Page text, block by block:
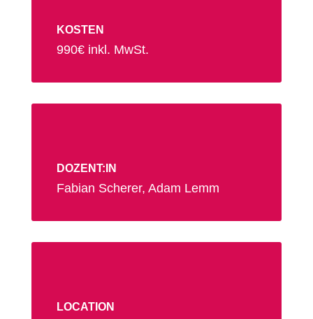
KOSTEN
990€ inkl. MwSt.
DOZENT:IN
Fabian Scherer, Adam Lemm
LOCATION